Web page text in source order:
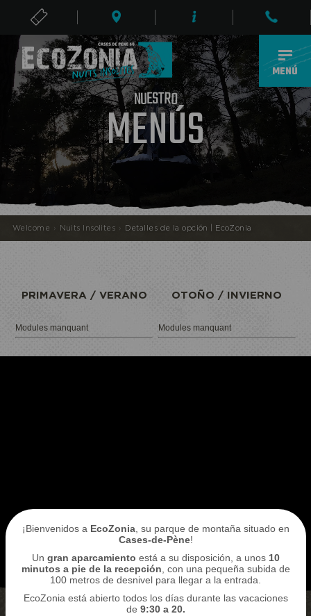
ES
MENÚ
ENTRADAS
NUESTRO
MENÚS
Welcome › Nuits Insolites › Detalles de la opción | EcoZonia
PRIMAVERA / VERANO
Modules manquant
OTOÑO / INVIERNO
Modules manquant
ECOPARQUE
¡Bienvenidos a EcoZonia, su parque de montaña situado en
Cases-de-Pène!
Un gran aparcamiento está a su disposición, a unos 10
minutos a pie de la recepción , con una pequeña subida de
100 metros de desnivel para llegar a la entrada.
EcoZonia está abierto todos los días durante las vacaciones
de 9:30 a 20.